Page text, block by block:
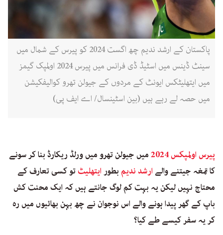
پاکستان کے ارشد ندیم چھ اگست 2024 کو پیرس کے شمال میں
سینٹ ڈینس میں اسٹیڈ ڈی فرانس میں پیرس 2024 اولمپک گیمز
میں ایتھلیٹکس ایونٹ کے مردوں کے جیولن تھرو کوالیفکیشن
میں حصہ لے رہے ہیں (بین اسٹینسال/ اے ایف پی)
پیرس اولمپکس 2024
میں جیولن تھرو میں ورلڈ ریکارڈ بنا کر سونے
کا تمغہ جیتنے والے ارشد ندیمبطور ایتھلیٹتو کسی تعارف کے
محتاج نہیں لیکن یہ بہت کم لوگ جانتے ہیں کہ ایک محنت کش
باپ کے گھر پیدا ہونے والے اس نوجوان نے چھ بہن بھائیوں میں رہ
کر یہ سفر کیسے طے کیا؟